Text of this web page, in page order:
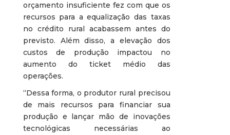
orçamento insuficiente fez com que os
recursos para a equalização das taxas
no crédito rural acabassem antes do
previsto. Além disso, a elevação dos
custos de produção impactou no
aumento do ticket médio das
operações.
“Dessa forma, o produtor rural precisou
de mais recursos para financiar sua
produção e lançar mão de inovações
tecnológicas necessárias ao